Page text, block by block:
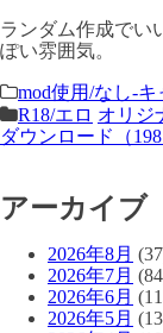
ランダム作成でい
ぽい雰囲気。
mod使用/なし-キ
R18/エロ オリジ
ダウンロード（198
アーカイブ
2026年8月
2026年7月
2026年6月
2026年5月